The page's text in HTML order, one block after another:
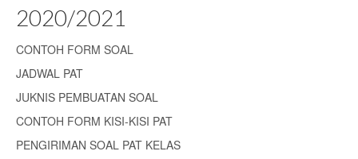
2020/2021
CONTOH FORM SOAL
JADWAL PAT
JUKNIS PEMBUATAN SOAL
CONTOH FORM KISI-KISI PAT
PENGIRIMAN SOAL PAT KELAS